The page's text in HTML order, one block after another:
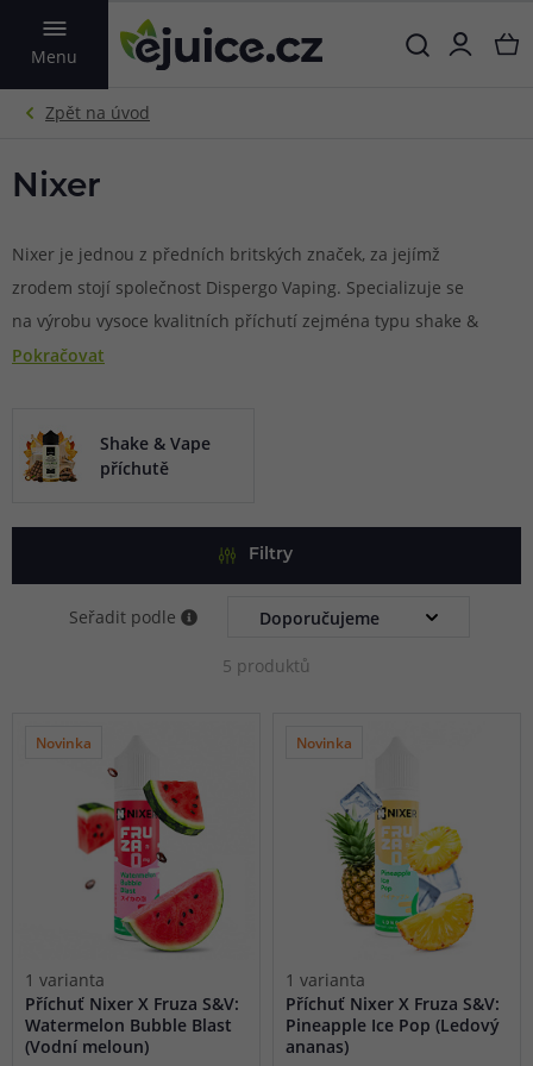
Menu
VYHLEDAT
Nixer
Nixer je jednou z předních britských značek, za jejímž
zrodem stojí společnost Dispergo Vaping. Specializuje se
na výrobu vysoce kvalitních příchutí zejména typu shake &
vape. Příchutě této značky jsou vyráběny dle nejvyšších
V naší nabídce můžete najít kolekci ovocných příchutí s
Pokračovat
Shake & Vape
příchutě
Filtry
Seřadit podle
5 produktů
Novinka
1 varianta
Příchuť Nixer X Fruza S&V:
Watermelon Bubble Blast
(Vodní meloun)
Novinka
1 varianta
Příchuť Nixer X Fruza S&V:
Pineapple Ice Pop (Ledový
ananas)